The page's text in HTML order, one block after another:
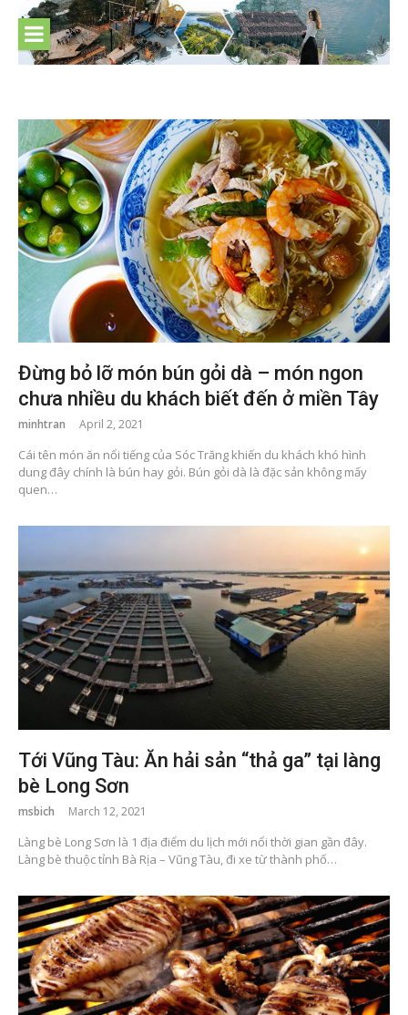
content
Đừng bỏ lỡ món bún gỏi dà – món ngon
chưa nhiều du khách biết đến ở miền Tây
minhtran April 2, 2021
Cái tên món ăn nổi tiếng của Sóc Trăng khiến du khách khó hình
dung đây chính là bún hay gỏi. Bún gỏi dà là đặc sản không mấy
quen…
Tới Vũng Tàu: Ăn hải sản “thả ga” tại làng
bè Long Sơn
msbich March 12, 2021
Làng bè Long Sơn là 1 địa điểm du lịch mới nổi thời gian gần đây.
Làng bè thuộc tỉnh Bà Rịa – Vũng Tàu, đi xe từ thành phố…